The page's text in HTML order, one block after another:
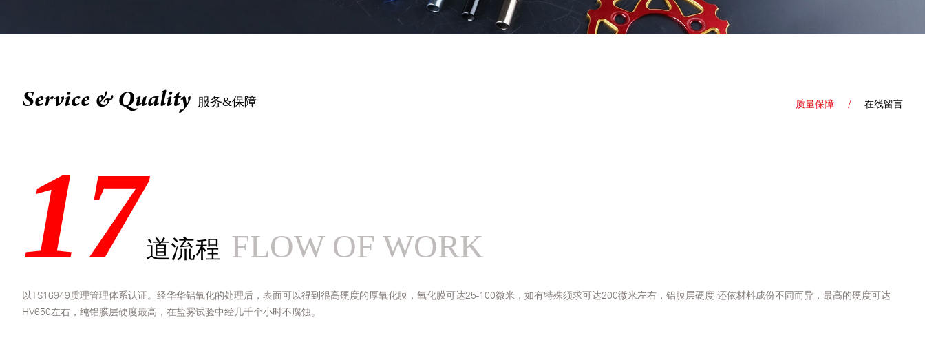
Service & Quality 服务&保障 质量保障 在线留言
17道流程 FLOW OF WORK
以TS16949质理管理体系认证。经华华铝氧化的处理后，表面可以得到很高硬度的厚氧化膜，氧化膜可达25-100微米，如有特殊须求可达200微米左右，铝膜层硬度 还依材料成份不同而异，最高的硬度可达
HV650左右，纯铝膜层硬度最高，在盐雾试验中经几千个小时不腐蚀。